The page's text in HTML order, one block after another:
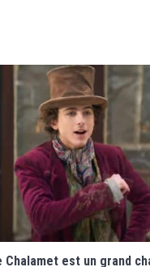
Chalamet est un grand